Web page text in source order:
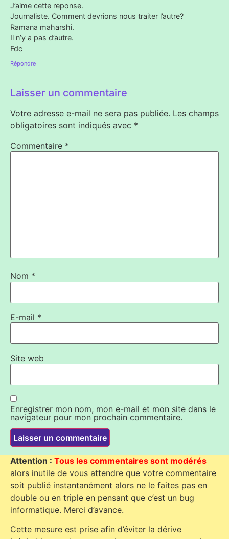
J’aime cette reponse.
Journaliste. Comment devrions nous traiter l’autre?
Ramana maharshi.
Il n’y a pas d’autre.
Fdc
Répondre
Laisser un commentaire
Votre adresse e-mail ne sera pas publiée. Les champs
obligatoires sont indiqués avec *
Commentaire *
Nom *
E-mail *
Site web
Enregistrer mon nom, mon e-mail et mon site dans le
navigateur pour mon prochain commentaire.
Attention : Tous les commentaires sont modérés
alors inutile de vous attendre que votre commentaire
soit publié instantanément alors ne le faites pas en
double ou en triple en pensant que c’est un bug
informatique. Merci d’avance.
Cette mesure est prise afin d’éviter la dérive